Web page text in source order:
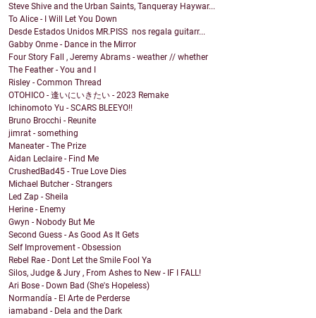
Steve Shive and the Urban Saints, Tanqueray Haywar...
To Alice - I Will Let You Down
Desde Estados Unidos MR.PISS nos regala guitarr...
Gabby Onme - Dance in the Mirror
Four Story Fall , Jeremy Abrams - weather // whether
The Feather - You and I
Risley - Common Thread
OTOHICO - 逢いにいきたい - 2023 Remake
Ichinomoto Yu - SCARS BLEEYO!!
Bruno Brocchi - Reunite
jimrat - something
Maneater - The Prize
Aidan Leclaire - Find Me
CrushedBad45 - True Love Dies
Michael Butcher - Strangers
Led Zap - Sheila
Herine - Enemy
Gwyn - Nobody But Me
Second Guess - As Good As It Gets
Self Improvement - Obsession
Rebel Rae - Dont Let the Smile Fool Ya
Silos, Judge & Jury , From Ashes to New - IF I FALL!
Ari Bose - Down Bad (She's Hopeless)
Normandía - El Arte de Perderse
iamaband - Dela and the Dark